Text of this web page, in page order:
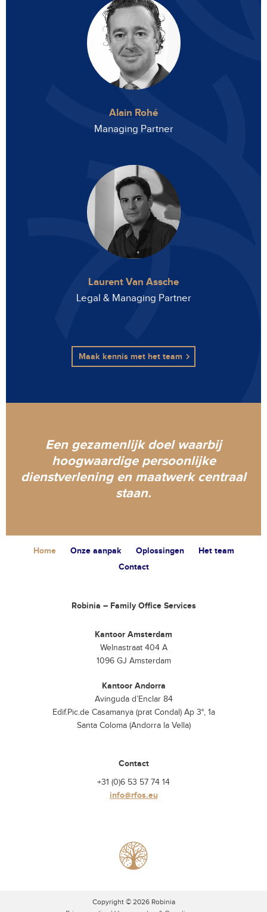
Alain Rohé
Managing Partner
Laurent Van Assche
Legal & Managing Partner
Maak kennis met het team
Een gezamenlijk doel waarbij
hoogwaardige persoonlijke
dienstverlening en maatwerk centraal
staan.
Home Onze aanpak Oplossingen
Het team
Contact
Robinia – Family Office Services
Kantoor Amsterdam
Welnastraat 404 A
1096 GJ Amsterdam
Kantoor Andorra
Avinguda d’Enclar 84
Edif.Pic.de Casamanya (prat Condal) Ap 3°, 1a
Santa Coloma (Andorra la Vella)
Contact
+31 (0)6 53 57 74 14
info@rfos.eu
Copyright © 2026 Robinia